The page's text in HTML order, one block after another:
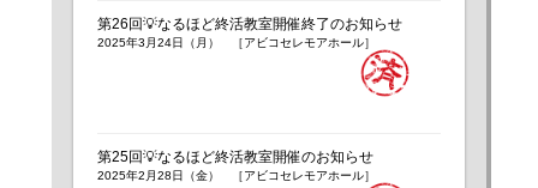
第26回💡なるほど終活教室開催終了のお知らせ
2025年3月24日（月） ［アビコセレモアホール］
第25回💡なるほど終活教室開催のお知らせ
2025年2月28日（金） ［アビコセレモアホール］